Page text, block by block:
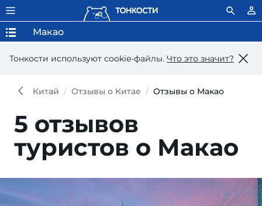
Тонкости используют сookie-файлы. Что это значит?
Макао
Китай Отзывы о Китае Отзывы о Макао
5 отзывов
туристов о Макао